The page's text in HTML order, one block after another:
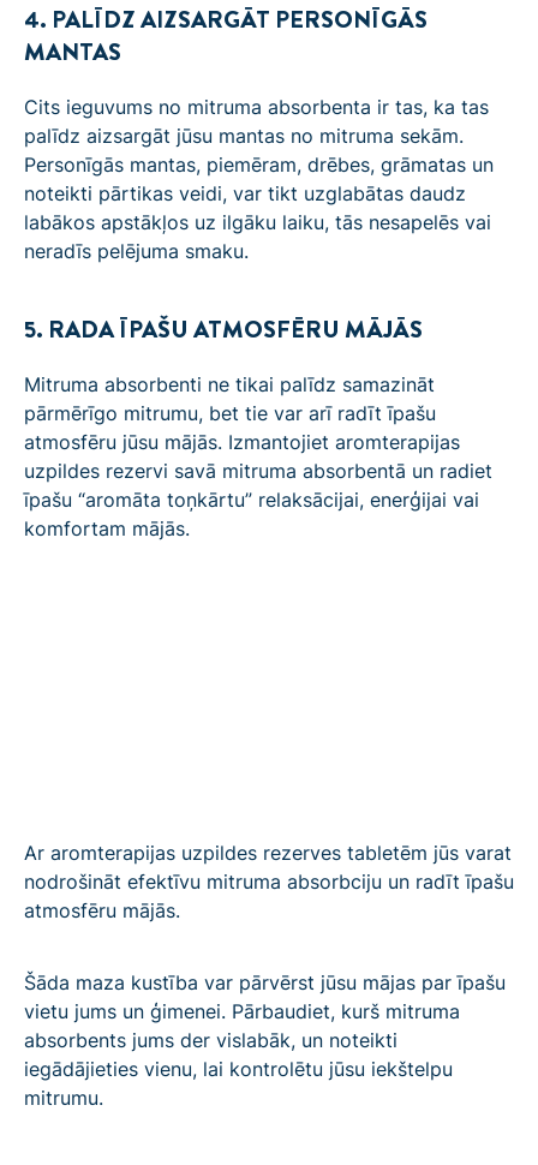
4. PALĪDZ AIZSARGĀT PERSONĪGĀS
MANTAS
Cits ieguvums no mitruma absorbenta ir tas, ka tas
palīdz aizsargāt jūsu mantas no mitruma sekām.
Personīgās mantas, piemēram, drēbes, grāmatas un
noteikti pārtikas veidi, var tikt uzglabātas daudz
labākos apstākļos uz ilgāku laiku, tās nesapelēs vai
neradīs pelējuma smaku.
5. RADA ĪPAŠU ATMOSFĒRU MĀJĀS
Mitruma absorbenti ne tikai palīdz samazināt
pārmērīgo mitrumu, bet tie var arī radīt īpašu
atmosfēru jūsu mājās. Izmantojiet aromterapijas
uzpildes rezervi savā mitruma absorbentā un radiet
īpašu “aromāta toņkārtu” relaksācijai, enerģijai vai
komfortam mājās.
Ar aromterapijas uzpildes rezerves tabletēm jūs varat
nodrošināt efektīvu mitruma absorbciju un radīt īpašu
atmosfēru mājās.
Šāda maza kustība var pārvērst jūsu mājas par īpašu
vietu jums un ģimenei. Pārbaudiet, kurš mitruma
absorbents jums der vislabāk, un noteikti
iegādājieties vienu, lai kontrolētu jūsu iekštelpu
mitrumu.